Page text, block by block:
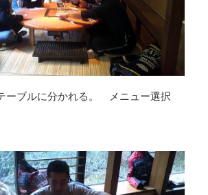
ーブルに分かれる。 メニュー選択